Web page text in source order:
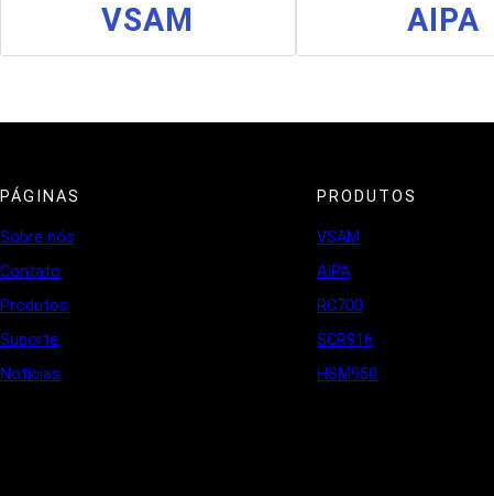
VSAM AIPA
PÁGINAS
Sobre nós
Contato
Produtos
Suporte
Notícias
PRODUTOS
VSAM
AIPA
RC700
SCR916
HSM950